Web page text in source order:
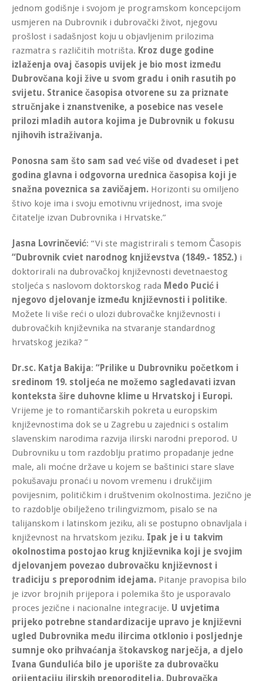
jednom godišnje i svojom je programskom koncepcijom
usmjeren na Dubrovnik i dubrovački život, njegovu
prošlost i sadašnjost koju u objavljenim prilozima
razmatra s različitih motrišta. Kroz duge godine
izlaženja ovaj časopis uvijek je bio most između
Dubrovčana koji žive u svom gradu i onih rasutih po
svijetu. Stranice časopisa otvorene su za priznate
stručnjake i znanstvenike, a posebice nas vesele
prilozi mladih autora kojima je Dubrovnik u fokusu
njihovih istraživanja.
Ponosna sam što sam sad već više od dvadeset i pet
godina glavna i odgovorna urednica časopisa koji je
snažna poveznica sa zavičajem. Horizonti su omiljeno
štivo koje ima i svoju emotivnu vrijednost, ima svoje
čitatelje izvan Dubrovnika i Hrvatske.”
Jasna Lovrinčević: “Vi ste magistrirali s temom Časopis
“Dubrovnik cviet narodnog književstva (1849.- 1852.) i
doktorirali na dubrovačkoj književnosti devetnaestog
stoljeća s naslovom doktorskog rada Medo Pucić i
njegovo djelovanje između književnosti i politike.
Možete li više reći o ulozi dubrovačke književnosti i
dubrovačkih književnika na stvaranje standardnog
hrvatskog jezika? ”
Dr.sc. Katja Bakija: “Prilike u Dubrovniku početkom i
sredinom 19. stoljeća ne možemo sagledavati izvan
konteksta šire duhovne klime u Hrvatskoj i Europi.
Vrijeme je to romantičarskih pokreta u europskim
književnostima dok se u Zagrebu u zajednici s ostalim
slavenskim narodima razvija ilirski narodni preporod. U
Dubrovniku u tom razdoblju pratimo propadanje jedne
male, ali moćne države u kojem se baštinici stare slave
pokušavaju pronaći u novom vremenu i drukčijim
povijesnim, političkim i društvenim okolnostima. Jezično je
to razdoblje obilježeno trilingvizmom, pisalo se na
talijanskom i latinskom jeziku, ali se postupno obnavljala i
književnost na hrvatskom jeziku. Ipak je i u takvim
okolnostima postojao krug književnika koji je svojim
djelovanjem povezao dubrovačku književnost i
tradiciju s preporodnim idejama. Pitanje pravopisa bilo
je izvor brojnih prijepora i polemika što je usporavalo
proces jezične i nacionalne integracije. U uvjetima
prijeko potrebne standardizacije upravo je književni
ugled Dubrovnika među ilircima otklonio i posljednje
sumnje oko prihvaćanja štokavskog narječja, a djelo
Ivana Gundulića bilo je uporište za dubrovačku
orijentaciju ilirskih preporoditelja. Dubrovačka